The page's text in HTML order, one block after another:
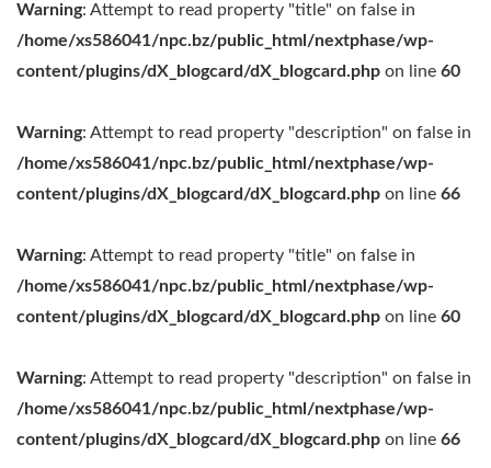
Warning: Attempt to read property "title" on false in
/home/xs586041/npc.bz/public_html/nextphase/wp-
content/plugins/dX_blogcard/dX_blogcard.php on line 60
Warning: Attempt to read property "description" on false in
/home/xs586041/npc.bz/public_html/nextphase/wp-
content/plugins/dX_blogcard/dX_blogcard.php on line 66
Warning: Attempt to read property "title" on false in
/home/xs586041/npc.bz/public_html/nextphase/wp-
content/plugins/dX_blogcard/dX_blogcard.php on line 60
Warning: Attempt to read property "description" on false in
/home/xs586041/npc.bz/public_html/nextphase/wp-
content/plugins/dX_blogcard/dX_blogcard.php on line 66